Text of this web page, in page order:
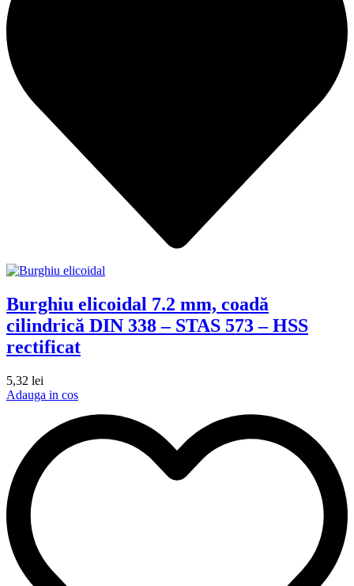
Burghiu elicoidal 7.2 mm, coadă
cilindrică DIN 338 – STAS 573 – HSS
rectificat
5,32 lei
Adauga in cos